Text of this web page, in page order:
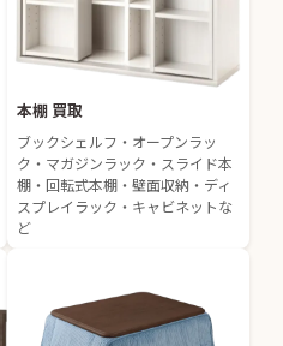
本棚 買取
ブックシェルフ・オープンラッ
ク・マガジンラック・スライド本
棚・回転式本棚・壁面収納・ディ
スプレイラック・キャビネットな
ど